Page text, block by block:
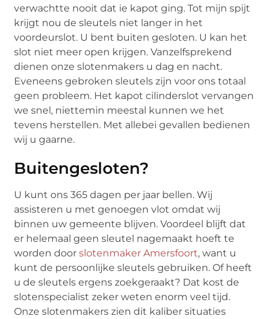
verwachtte nooit dat ie kapot ging. Tot mijn spijt
krijgt nou de sleutels niet langer in het
voordeurslot. U bent buiten gesloten. U kan het
slot niet meer open krijgen. Vanzelfsprekend
dienen onze slotenmakers u dag en nacht.
Eveneens gebroken sleutels zijn voor ons totaal
geen probleem. Het kapot cilinderslot vervangen
we snel, niettemin meestal kunnen we het
tevens herstellen. Met allebei gevallen bedienen
wij u gaarne.
Buitengesloten?
U kunt ons 365 dagen per jaar bellen. Wij
assisteren u met genoegen vlot omdat wij
binnen uw gemeente blijven. Voordeel blijft dat
er helemaal geen sleutel nagemaakt hoeft te
worden doorslotenmaker Amersfoort, want u
kunt de persoonlijke sleutels gebruiken. Of heeft
u de sleutels ergens zoekgeraakt? Dat kost de
slotenspecialist zeker weten enorm veel tijd.
Onze slotenmakers zien dit kaliber situaties